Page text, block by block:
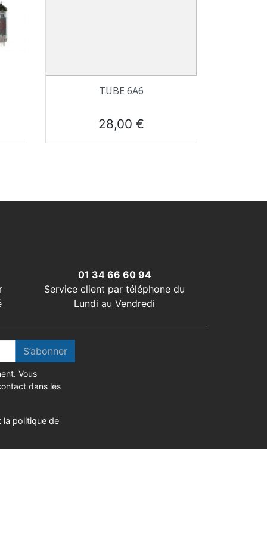
Aperçu rapide
TUBE 6A6
Prix
28,00 €
01 34 66 60 94
Service client par téléphone du
Lundi au Vendredi
S’abonner
Vous
dans les
la politique de